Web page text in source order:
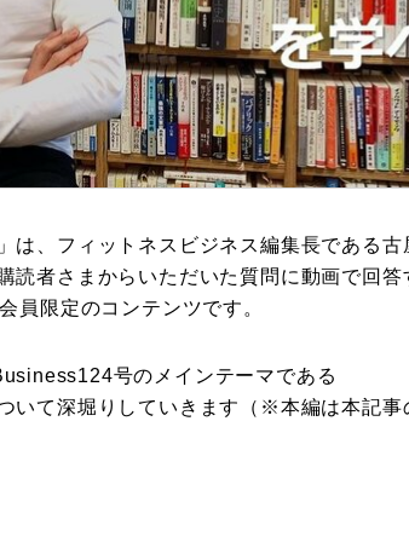
は、フィットネスビジネス編集長である古
読者さまからいただいた質問に動画で回答
員限定のコンテンツです。
号のメインテーマである
いて深堀りしていきます（※本編は本記事